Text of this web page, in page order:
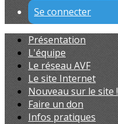
Se connecter
Présentation
L'équipe
Le réseau AVF
Le site Internet
Nouveau sur le site !
Faire un don
Infos pratiques